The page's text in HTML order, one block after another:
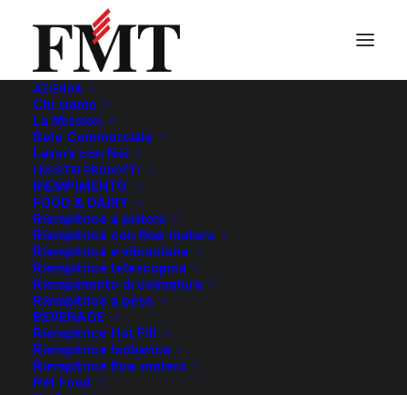
AZIENDA
Chi siamo
La Mission
Rete Commerciale
Lavora con Noi
I NOSTRI PRODOTTI
RIEMPIMENTO
FOOD & DAIRY
Riempitrice a pistoni
Riempitrice con flow meters
Riempitrice a vibrazione
Riempitrice telescopica
Riempimento di colmatura
Riempitrice a peso
BEVERAGE
Riempitrice Hot Fill
Riempitrice Isobarica
Riempitrice flow meters
Pet Food
Bevande Piatte